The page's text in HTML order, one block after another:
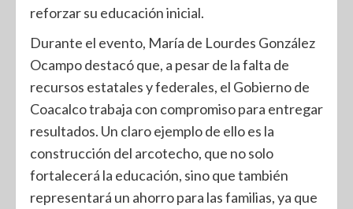
reforzar su educación inicial.
Durante el evento, María de Lourdes González
Ocampo destacó que, a pesar de la falta de
recursos estatales y federales, el Gobierno de
Coacalco trabaja con compromiso para entregar
resultados. Un claro ejemplo de ello es la
construcción del arcotecho, que no solo
fortalecerá la educación, sino que también
representará un ahorro para las familias, ya que